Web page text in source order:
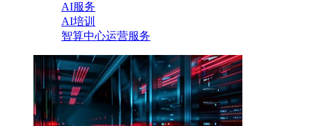
AI服务
AI培训
智算中心运营服务